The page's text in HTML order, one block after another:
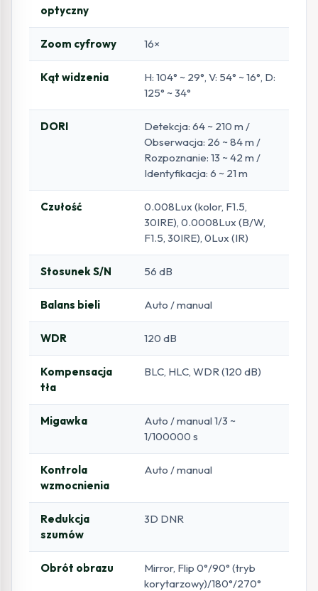
optyczny
Zoom cyfrowy 16×
Kąt widzenia
H: 104° ~ 29°, V: 54° ~ 16°, D:
125° ~ 34°
DORI
Detekcja: 64 ~ 210 m /
Obserwacja: 26 ~ 84 m /
Rozpoznanie: 13 ~ 42 m /
Identyfikacja: 6 ~ 21 m
Czułość
0.008Lux (kolor, F1.5,
30IRE), 0.0008Lux (B/W,
F1.5, 30IRE), 0Lux (IR)
Stosunek S/N 56 dB
Balans bieli Auto / manual
WDR 120 dB
Kompensacja
tła
BLC, HLC, WDR (120 dB)
Migawka
Auto / manual 1/3 ~
1/100000 s
Kontrola
wzmocnienia
Auto / manual
Redukcja
szumów
3D DNR
Obrót obrazu
Mirror, Flip 0°/90° (tryb
korytarzowy)/180°/270°